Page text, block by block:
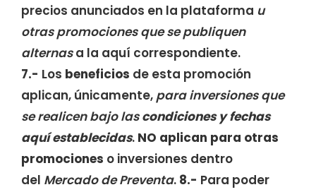
precios anunciados en la plataforma u
otras promociones que se publiquen
alternasa la aquí correspondiente.
7.- Los beneficios de esta promoción
aplican, únicamente, para inversiones que
se realicen bajo lascondiciones y fechas
aquí establecidas. NO aplican para otras
promociones o inversiones dentro
del Mercado de Preventa. 8.- Para poder